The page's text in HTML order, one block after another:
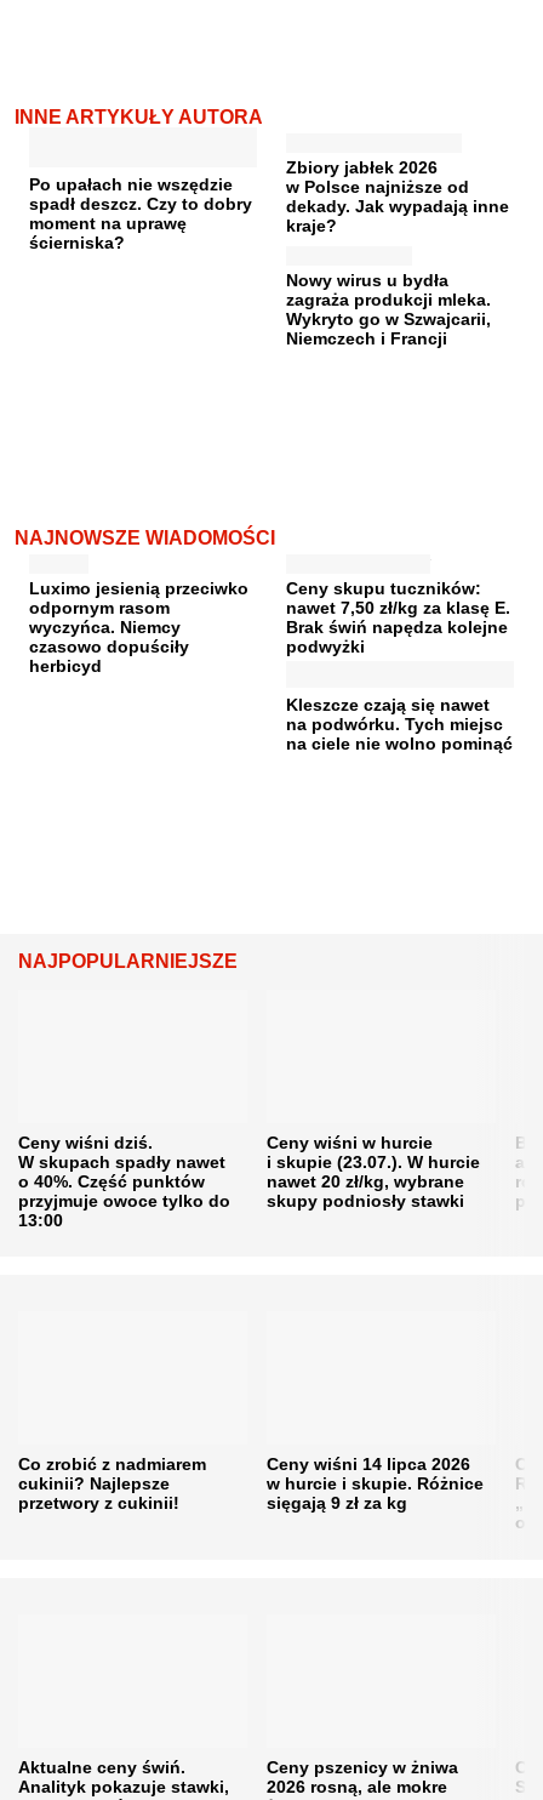
INNE ARTYKUŁY AUTORA
Po upałach nie wszędzie
spadł deszcz. Czy to dobry
moment na uprawę
ścierniska?
Zbiory jabłek 2026
w Polsce najniższe od
dekady. Jak wypadają inne
kraje?
Nowy wirus u bydła
zagraża produkcji mleka.
Wykryto go w Szwajcarii,
Niemczech i Francji
NAJNOWSZE WIADOMOŚCI
Luximo jesienią przeciwko
odpornym rasom
wyczyńca. Niemcy
czasowo dopuściły
herbicyd
Ceny skupu tuczników:
nawet 7,50 zł/kg za klasę E.
Brak świń napędza kolejne
podwyżki
Kleszcze czają się nawet
na podwórku. Tych miejsc
na ciele nie wolno pominąć
NAJPOPULARNIEJSZE
Ceny wiśni dziś.
W skupach spadły nawet
o 40%. Część punktów
przyjmuje owoce tylko do
13:00
Ceny wiśni w hurcie
i skupie (23.07.). W hurcie
nawet 20 zł/kg, wybrane
skupy podniosły stawki
Co zrobić z nadmiarem
cukinii? Najlepsze
przetwory z cukinii!
Ceny wiśni 14 lipca 2026
w hurcie i skupie. Różnice
sięgają 9 zł za kg
Aktualne ceny świń.
Analityk pokazuje stawki,
Ceny pszenicy w żniwa
2026 rosną, ale mokre